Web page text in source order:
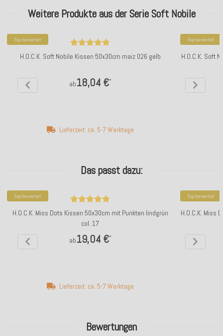
Bewertungen
Weitere Produkte aus der Serie Soft Nobile
Top bewertet
H.O.C.K. Soft Nobile Kissen 50x30cm maiz 026 gelb
ab18,04 €*
Lieferzeit: ca. 5-7 Werktage
Top bewertet
H.O.C.K. Soft
Das passt dazu:
Top bewertet
H.O.C.K. Miss Dots Kissen 50x30cm mit Punkten lindgrün
col. 17
ab19,04 €*
Lieferzeit: ca. 5-7 Werktage
Top bewertet
H.O.C.K. Miss